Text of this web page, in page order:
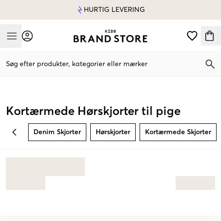
HURTIG LEVERING
Mobile Menu
Søg efter produkter, kategorier eller mærker
Kortærmede Hørskjorter til pige
BACK Denim Skjorter Hørskjorter Kortærmede Skjorter